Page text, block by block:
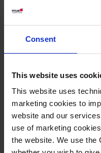
Consent
This website uses
This website uses
marketing cookies to
website and our
use of marketing
the website. We use the
Savoir: Dosage
Variantes / Tailles